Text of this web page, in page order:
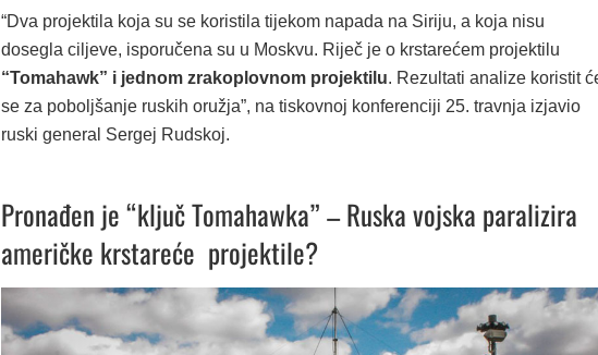
“Dva projektila koja su se koristila tijekom napada na Siriju, a koja nisu
dosegla ciljeve, isporučena su u Moskvu. Riječ je o krstarećem projektilu
“Tomahawk” i jednom zrakoplovnom projektilu. Rezultati analize koristit
se za poboljšanje ruskih oružja”, na tiskovnoj konferenciji 25. travnja izjavio
ruski general Sergej Rudskoj.
Pronađen je “ključ Tomahawka” – Ruska vojska paralizira
američke krstareće projektile?